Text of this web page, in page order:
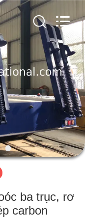
ba trục, rơ
carbon